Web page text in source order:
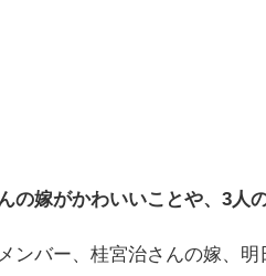
の嫁がかわいいことや、3人
ンバー、桂宮治さんの嫁、明